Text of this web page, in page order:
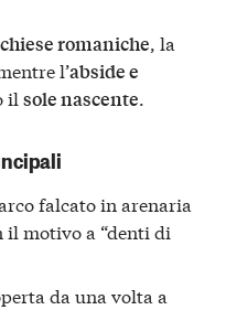
chiese romaniche, la
l’abside e
il sole nascente.
falcato in arenaria
il motivo a “denti di
da una volta a